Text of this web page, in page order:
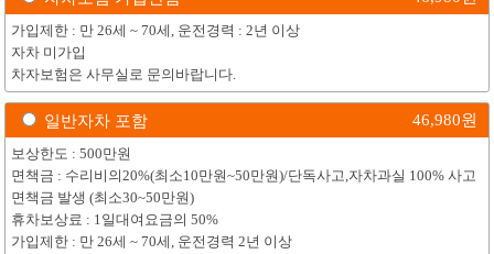
가입제한 : 만 26세 ~ 70세, 운전경력 : 2년 이상
자차 미가입
차자보험은 사무실로 문의바랍니다.
일반자차 포함 46,980원
보상한도 : 500만원
면책금 : 수리비의20%(최소10만원~50만원)/단독사고,자차과실 100% 사고
면책금 발생 (최소30~50만원)
휴차보상료 : 1일대여요금의 50%
가입제한 : 만 26세 ~ 70세, 운전경력 2년 이상